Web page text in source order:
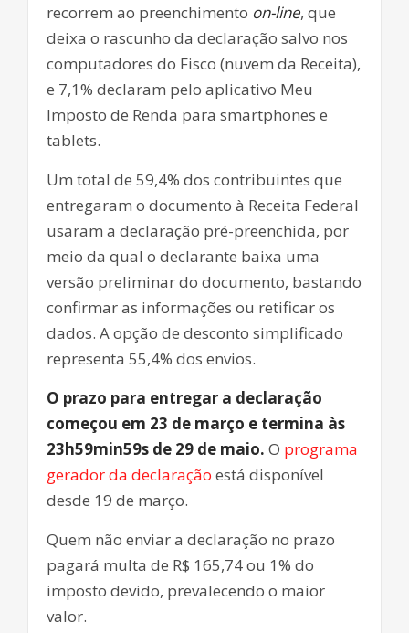
recorrem ao preenchimento on-line, que
deixa o rascunho da declaração salvo nos
computadores do Fisco (nuvem da Receita),
e 7,1% declaram pelo aplicativo Meu
Imposto de Renda para smartphones e
tablets.
Um total de 59,4% dos contribuintes que
entregaram o documento à Receita Federal
usaram a declaração pré-preenchida, por
meio da qual o declarante baixa uma
versão preliminar do documento, bastando
confirmar as informações ou retificar os
dados. A opção de desconto simplificado
representa 55,4% dos envios.
O prazo para entregar a declaração
começou em 23 de março e termina às
23h59min59s de 29 de maio. O programa
gerador da declaração está disponível
desde 19 de março.
Quem não enviar a declaração no prazo
pagará multa de R$ 165,74 ou 1% do
imposto devido, prevalecendo o maior
valor.